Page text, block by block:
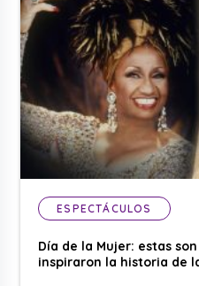
ESPECTÁCULOS
Día de la Mujer: estas
inspiraron la historia de